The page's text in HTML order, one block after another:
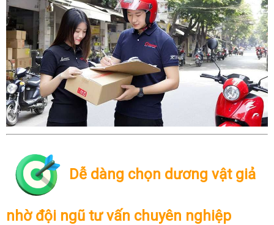
Dễ dàng chọn dương vật giả
nhờ đội ngũ tư vấn chuyên nghiệp